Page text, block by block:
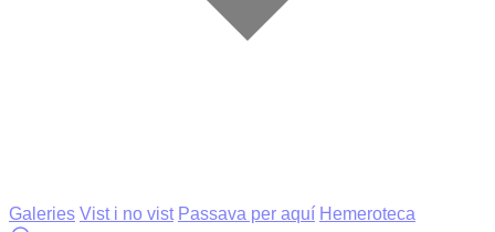
Galeries Vist i no vist Passava per aquí Hemeroteca